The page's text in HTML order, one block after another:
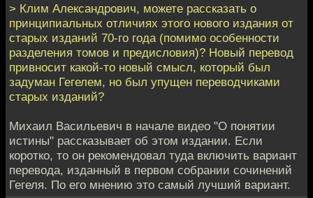
> Клим Александрович, можете рассказать о
принципиальных отличиях этого нового издания от
старых изданий 70-го года (помимо особенности
разделения томов и предисловия)? Новый перевод
привносит какой-то новый смысл, который был
задуман Гегелем, но был упущен переводчиками
старых изданий?
Михаил Васильевич в начале видео "О понятии
истины" рассказывает об этом издании. Если
коротко, то он рекомендовал туда включить вариант
перевода, изданный в первом собрании сочинений
Гегеля. По его мнению это самый лучший вариант.